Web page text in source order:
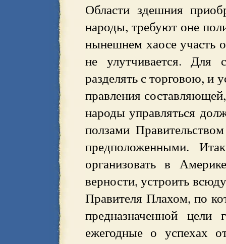
Области здешния
народы, требуют оне
нынешнем хаосе участь
не улутчивается. Для
разделять с торговою, и
правления
народы управляться
ползами
предположенными.
организовать в
верности, устроить
Правителя Плахом, по
предназначенной
ежегодные о успехах